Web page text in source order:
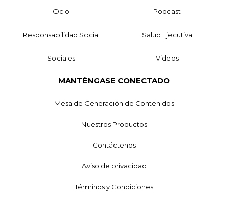
Ocio Podcast
Responsabilidad Social Salud Ejecutiva
Sociales Videos
MANTÉNGASE CONECTADO
Mesa de Generación de Contenidos
Nuestros Productos
Contáctenos
Aviso de privacidad
Términos y Condiciones